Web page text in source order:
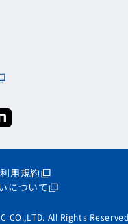
用規約
について
CO.,LTD. All Rights